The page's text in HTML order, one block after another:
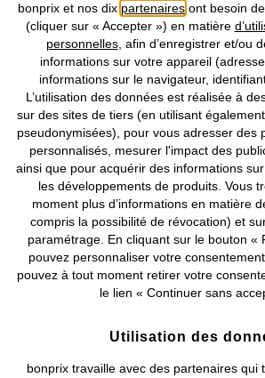
Veste de costume sans manches
CHF 43,95
Gilet
bonprix et nos dix partenaires ont besoin
(cliquer sur « Accepter ») en matière
personnelles, afin d’enregistrer et/ou
informations sur votre appareil
informations sur le navigateur,
L’utilisation des données est réalisée à
sur des sites de tiers (en utilisant
pseudonymisées), pour vous adresser des
personnalisés, mesurer l'impact des
ainsi que pour acquérir des informations
les développements de produits. Vous
moment plus d’informations en matière
compris la possibilité de révocation) et
paramétrage. En cliquant sur le bouton «
pouvez personnaliser votre
pouvez à tout moment retirer votre
le lien « Continuer sans
Utilisation des
bonprix travaille avec des partenaires qui